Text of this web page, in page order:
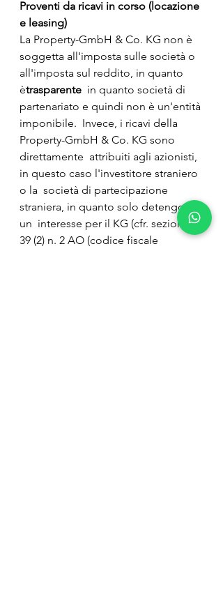
Proventi da ricavi in corso (locazione
e leasing)
La Property-GmbH & Co. KG non è
soggetta all'imposta sulle società o
all'imposta sul reddito, in quanto
ètrasparente
  in quanto società di
partenariato e quindi non è un'entità
imponibile.  Invece, i ricavi della
Property-GmbH & Co. KG sono
direttamente  attribuiti agli azionisti,
in questo caso l'investitore straniero
o la  società di partecipazione
straniera, in quanto solo detengono
un  interesse per il KG (cfr. sezione
39 (2) n. 2 AO (codice fiscale